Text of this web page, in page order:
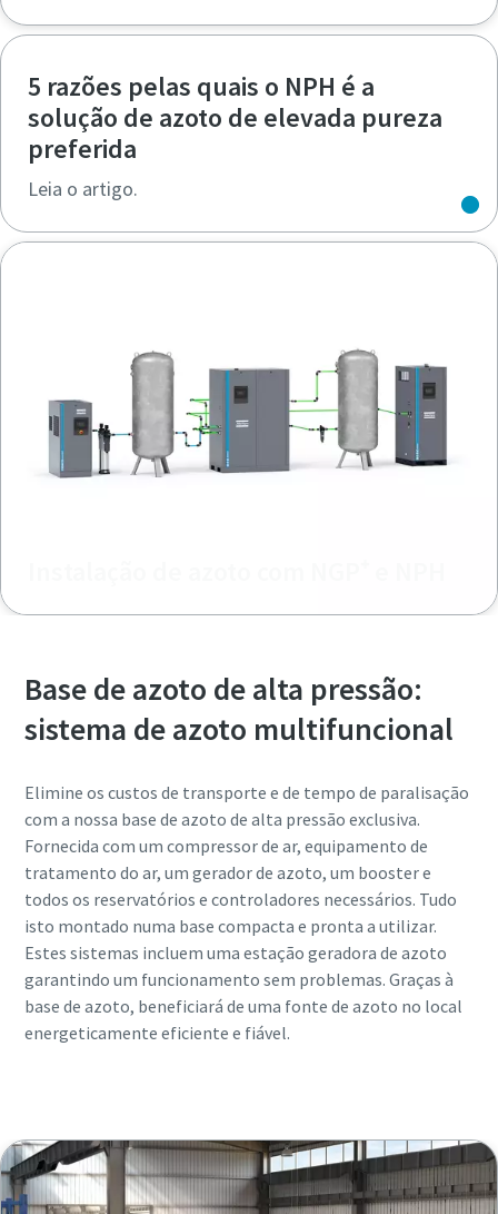
5 razões pelas quais o NPH é a
solução de azoto de elevada pureza
preferida
Leia o artigo.
Base de azoto de alta pressão:
sistema de azoto multifuncional
Elimine os custos de transporte e de tempo de paralisação
com a nossa base de azoto de alta pressão exclusiva.
Fornecida com um compressor de ar, equipamento de
tratamento do ar, um gerador de azoto, um booster e
todos os reservatórios e controladores necessários. Tudo
isto montado numa base compacta e pronta a utilizar.
Estes sistemas incluem uma estação geradora de azoto
garantindo um funcionamento sem problemas. Graças à
base de azoto, beneficiará de uma fonte de azoto no local
energeticamente eficiente e fiável.